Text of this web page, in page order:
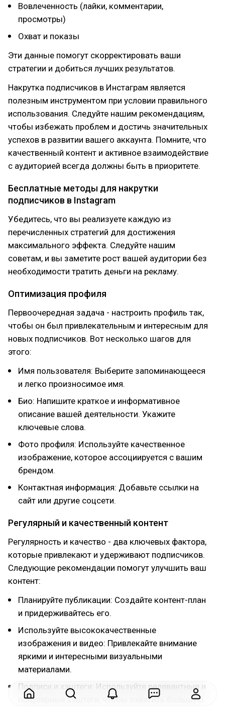
Вовлеченность (лайки, комментарии,
просмотры)
Охват и показы
Эти данные помогут скорректировать ваши
стратегии и добиться лучших результатов.
Накрутка подписчиков в Инстаграм является
полезным инструментом при условии правильного
использования. Следуйте нашим рекомендациям,
чтобы избежать проблем и достичь значительных
успехов в развитии вашего аккаунта. Помните, что
качественный контент и активное взаимодействие
с аудиторией всегда должны быть в приоритете.
Бесплатные методы для накрутки
подписчиков в Instagram
Убедитесь, что вы реализуете каждую из
перечисленных стратегий для достижения
максимального эффекта. Следуйте нашим
советам, и вы заметите рост вашей аудитории без
необходимости тратить деньги на рекламу.
Оптимизация профиля
Первоочередная задача - настроить профиль так,
чтобы он был привлекательным и интересным для
новых подписчиков. Вот несколько шагов для
этого:
Имя пользователя: Выберите запоминающееся
и легко произносимое имя.
Био: Напишите краткое и информативное
описание вашей деятельности. Укажите
ключевые слова.
Фото профиля: Используйте качественное
изображение, которое ассоциируется с вашим
брендом.
Контактная информация: Добавьте ссылки на
сайт или другие соцсети.
Регулярный и качественный контент
Регулярность и качество - два ключевых фактора,
которые привлекают и удерживают подписчиков.
Следующие рекомендации помогут улучшить ваш
контент:
Планируйте публикации: Создайте контент-план
и придерживайтесь его.
Используйте высококачественные
изображения и видео: Привлекайте внимание
яркими и интересными визуальными
материалами.
Подписи и хэштеги: Используйте релевантные и
популярные хэштеги, чтобы охватить большую